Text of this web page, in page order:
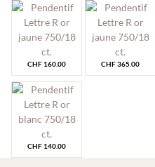
CHF 160.00 CHF365.00
CHF 140.00